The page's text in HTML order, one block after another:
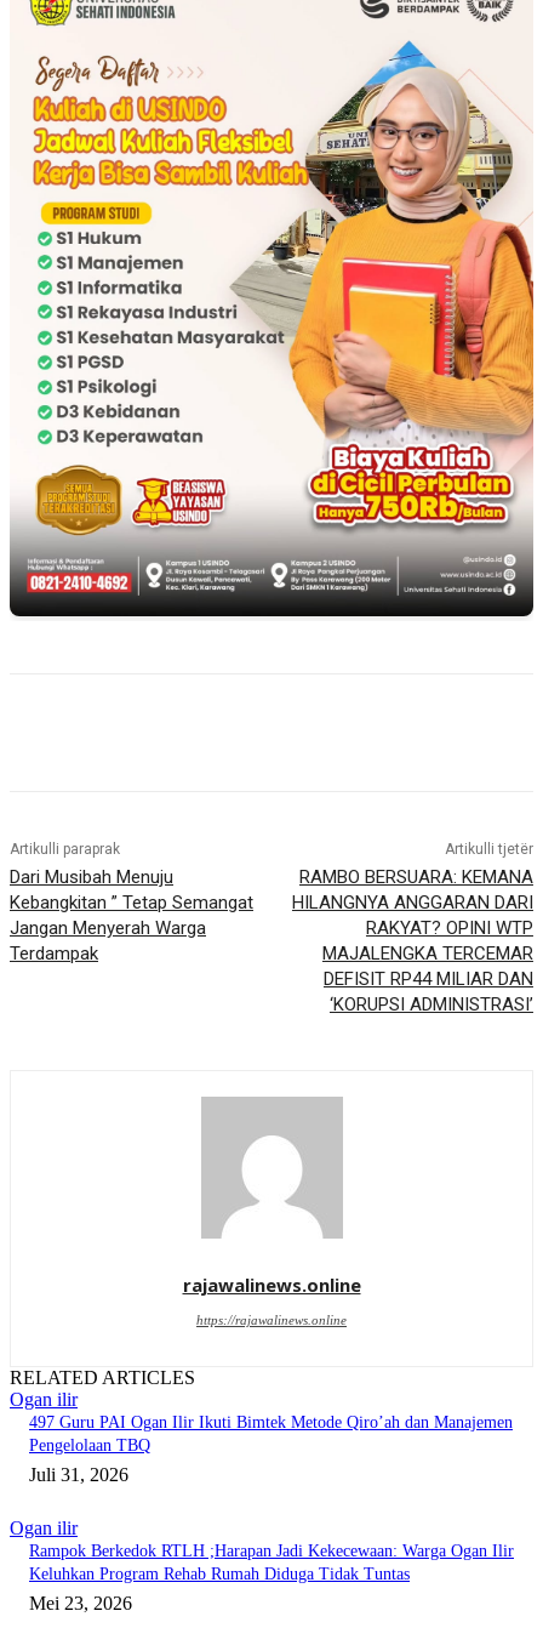
Artikulli paraprak
Dari Musibah Menuju
Kebangkitan ” Tetap Semangat
Jangan Menyerah Warga
Terdampak
Artikulli tjetër
RAMBO BERSUARA: KEMANA
HILANGNYA ANGGARAN DARI
RAKYAT? OPINI WTP
MAJALENGKA TERCEMAR
DEFISIT RP44 MILIAR DAN
‘KORUPSI ADMINISTRASI’
rajawalinews.online
https://rajawalinews.online
RELATED ARTICLES
Ogan ilir
497 Guru PAI Ogan Ilir Ikuti Bimtek Metode Qiro’ah dan Manajemen
Pengelolaan TBQ
Juli 31, 2026
Ogan ilir
Rampok Berkedok RTLH ;Harapan Jadi Kekecewaan: Warga Ogan Ilir
Keluhkan Program Rehab Rumah Diduga Tidak Tuntas
Mei 23, 2026